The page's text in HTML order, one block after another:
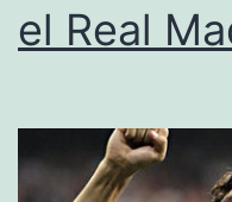
el Real